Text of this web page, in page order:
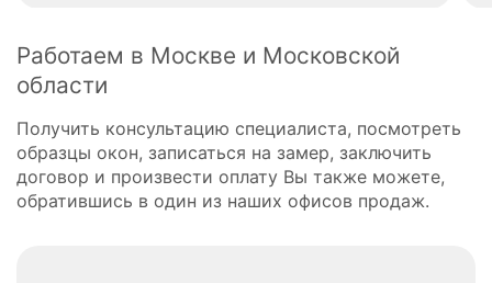
Работаем в Москве и Московской
области
Получить консультацию специалиста, посмотреть
образцы окон, записаться на замер, заключить
договор и произвести оплату Вы также можете,
обратившись в один из наших офисов продаж.